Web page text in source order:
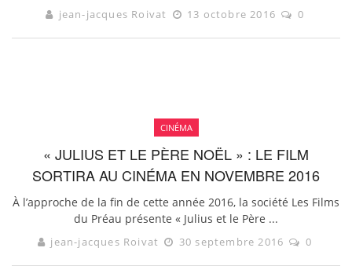
jean-jacques Roivat 13 octobre 2016 0
CINÉMA
« JULIUS ET LE PÈRE NOËL » : LE FILM
SORTIRA AU CINÉMA EN NOVEMBRE 2016
À l’approche de la fin de cette année 2016, la société Les Films
du Préau présente « Julius et le Père ...
jean-jacques Roivat 30 septembre 2016 0